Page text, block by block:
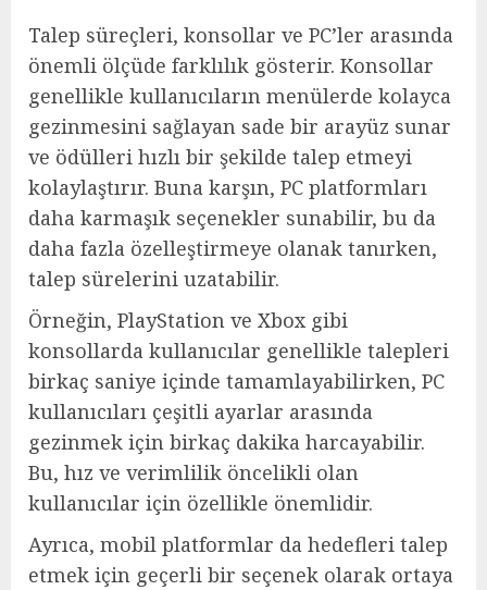
Talep süreçleri, konsollar ve PC’ler arasında
önemli ölçüde farklılık gösterir. Konsollar
genellikle kullanıcıların menülerde kolayca
gezinmesini sağlayan sade bir arayüz sunar
ve ödülleri hızlı bir şekilde talep etmeyi
kolaylaştırır. Buna karşın, PC platformları
daha karmaşık seçenekler sunabilir, bu da
daha fazla özelleştirmeye olanak tanırken,
talep sürelerini uzatabilir.
Örneğin, PlayStation ve Xbox gibi
konsollarda kullanıcılar genellikle talepleri
birkaç saniye içinde tamamlayabilirken, PC
kullanıcıları çeşitli ayarlar arasında
gezinmek için birkaç dakika harcayabilir.
Bu, hız ve verimlilik öncelikli olan
kullanıcılar için özellikle önemlidir.
Ayrıca, mobil platformlar da hedefleri talep
etmek için geçerli bir seçenek olarak ortaya